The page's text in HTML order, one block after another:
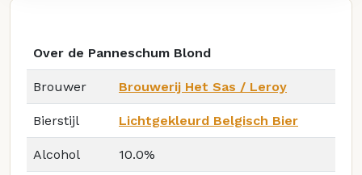
Over de Panneschum Blond
Brouwer Brouwerij Het Sas / Leroy
Bierstijl Lichtgekleurd Belgisch Bier
Alcohol 10.0%